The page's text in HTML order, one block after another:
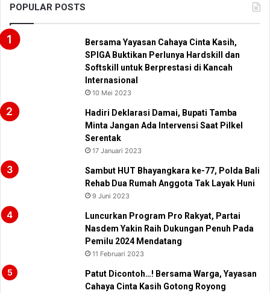
POPULAR POSTS
Bersama Yayasan Cahaya Cinta Kasih,
SPIGA Buktikan Perlunya Hardskill dan
Softskill untuk Berprestasi di Kancah
Internasional
10 Mei 2023
Hadiri Deklarasi Damai, Bupati Tamba
Minta Jangan Ada Intervensi Saat Pilkel
Serentak
17 Januari 2023
Sambut HUT Bhayangkara ke-77, Polda Bali
Rehab Dua Rumah Anggota Tak Layak Huni
9 Juni 2023
Luncurkan Program Pro Rakyat, Partai
Nasdem Yakin Raih Dukungan Penuh Pada
Pemilu 2024 Mendatang
11 Februari 2023
Patut Dicontoh…! Bersama Warga, Yayasan
Cahaya Cinta Kasih Gotong Royong